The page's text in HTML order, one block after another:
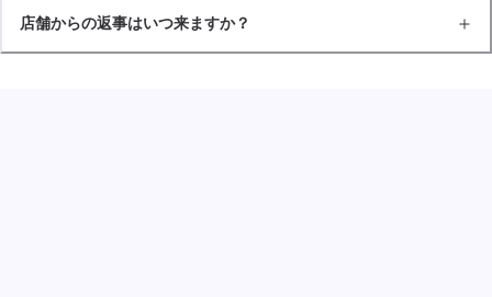
店舗からの返事はいつ来ますか？